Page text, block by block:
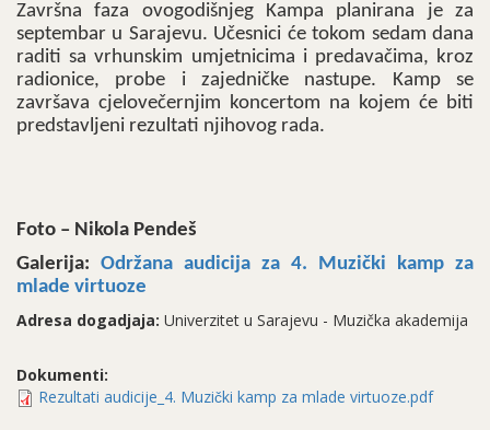
Završna faza ovogodišnjeg Kampa planirana je za
septembar u Sarajevu. Učesnici će tokom sedam dana
raditi sa vrhunskim umjetnicima i predavačima, kroz
radionice, probe i zajedničke nastupe. Kamp se
završava cjelovečernjim koncertom na kojem će biti
predstavljeni rezultati njihovog rada.
Foto – Nikola Pendeš
Galerija: Održana audicija za 4. Muzički kamp za
mlade virtuoze
Adresa dogadjaja: Univerzitet u Sarajevu - Muzička akademija
Dokumenti:
Rezultati audicije_4. Muzički kamp za mlade virtuoze.pdf